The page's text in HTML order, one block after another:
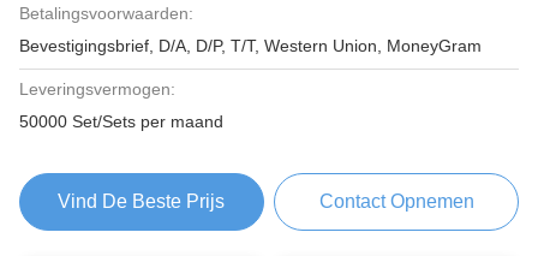
Betalingsvoorwaarden:
Bevestigingsbrief, D/A, D/P, T/T, Western Union, MoneyGram
Leveringsvermogen:
50000 Set/Sets per maand
Vind De Beste Prijs Contact Opnemen